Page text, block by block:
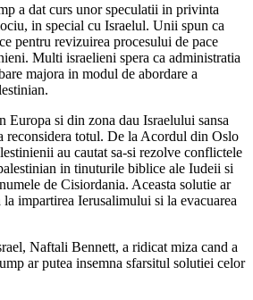
a dat curs unor speculatii in privinta
in special cu Israelul. Unii spun ca
pentru revizuirea procesului de pace
Multi israelieni spera ca administratia
majora in modul de abordare a
si din zona dau Israelului sansa
reconsidera totul. De la Acordul din Oslo
au cautat sa-si rezolve conflictele
in tinuturile biblice ale Iudeii si
de Cisiordania. Aceasta solutie ar
impartirea Ierusalimului si la evacuarea
Naftali Bennett, a ridicat miza cand a
ar putea insemna sfarsitul solutiei celor